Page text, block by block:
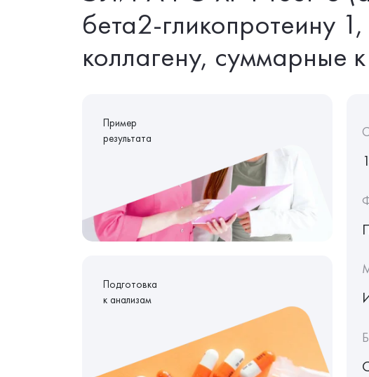
бета2-гликопротеину
коллагену, суммарные
Пример
результата
Подготовка
к анализам